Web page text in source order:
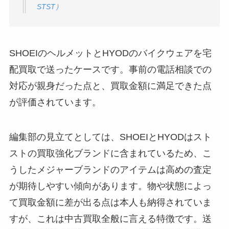
STST）
SHOEIのヘルメットとHYODのバイクウェアを宅
配買取で送ったケースです。事前の電話相談での
対応が親身だった点と、買取金額に満足できた点
が評価されています。
編集部の見立てとしては、SHOEIとHYODはスト
ストの買取強化ブランドに含まれているため、こ
うしたメジャーブランドのアイテムは高めの査定
が期待しやすい傾向があります。物や状態によっ
て買取金額に差が出る点は本人も納得されていま
すが、これは中古買取全般に言える特徴です。送